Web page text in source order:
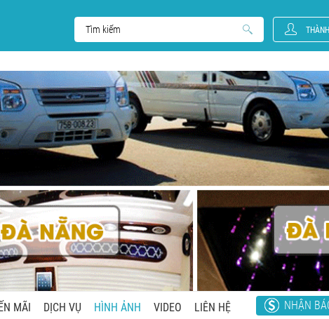
MÃI DỊCH VỤ HÌNH ẢNH VIDEO LIÊN HỆ NHẬN